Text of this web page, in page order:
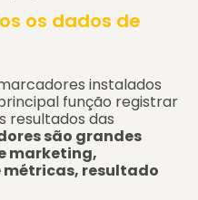
os dados de
instalados
função registrar
resultados das
são grandes
marketing,
resultado